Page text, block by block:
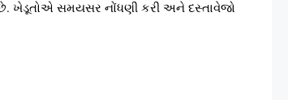
ખેડૂતોએ સમયસર નોંધણી કરી અને દસ્તાવેજો